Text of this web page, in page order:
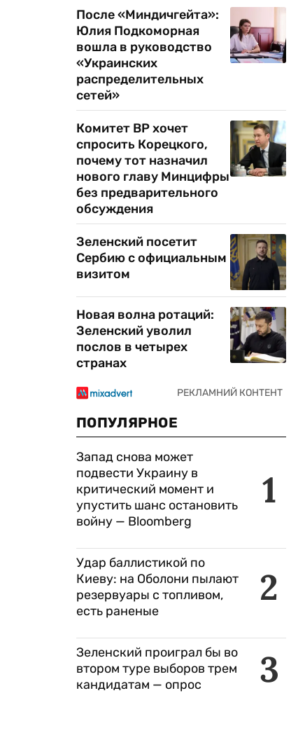
После «Миндичгейта»:
Юлия Подкоморная
вошла в руководство
«Украинских
распределительных
сетей»
Комитет ВР хочет
спросить Корецкого,
почему тот назначил
нового главу Минцифры
без предварительного
обсуждения
Зеленский посетит
Сербию с официальным
визитом
Новая волна ротаций:
Зеленский уволил
послов в четырех
странах
ПОПУЛЯРНОЕ
1
Запад снова может
подвести Украину в
критический момент и
упустить шанс остановить
войну — Bloomberg
2
Удар баллистикой по
Киеву: на Оболони пылают
резервуары с топливом,
есть раненые
3
Зеленский проиграл бы во
втором туре выборов трем
кандидатам — опрос